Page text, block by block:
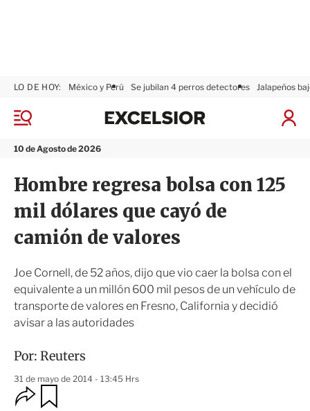
M
n
10 de Agosto de 2026
LO DE HOY: México y Perú Se jubilan 4 perros detectores Jalapeños
I
ó
x
i
o
r
Hombre regresa bolsa con 125
mil dólares que cayó de
camión de valores
Joe Cornell, de 52 años, dijo que vio caer la bolsa con el
equivalente a un millón 600 mil pesos de un vehículo de
transporte de valores en Fresno, California y decidió
avisar a las autoridades
Por: Reuters
31 de mayo de 2014 - 13:45 Hrs
O
p